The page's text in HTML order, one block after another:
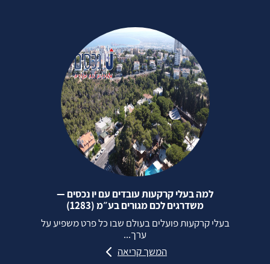
למה בעלי קרקעות עובדים עם יו נכסים —
משדרגים לכם מגורים בע״מ (1283)
בעלי קרקעות פועלים בעולם שבו כל פרט משפיע על
ערך...
המשך קריאה